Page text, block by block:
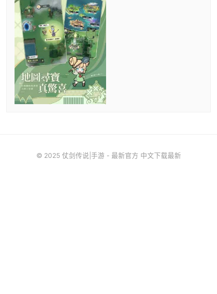
© 2025 仗剑传说|手游 - 最新官方 中文下载最新